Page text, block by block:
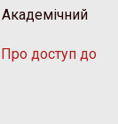
Академічний
доступ до